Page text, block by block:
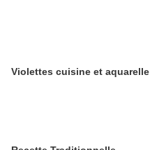
Violettes cuisine et aquarelle